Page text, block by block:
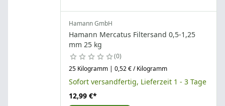
Hamann GmbH
Hamann Mercatus Filtersand 0,5-1,25
mm 25 kg
0
25 Kilogramm | 0,52 € / Kilogramm
Sofort versandfertig, Lieferzeit 1 - 3 Tage
12,99 €*